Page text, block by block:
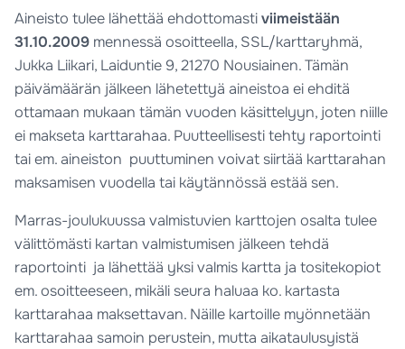
Aineisto tulee lähettää ehdottomastiviimeistään
31.10.2009 mennessä osoitteella, SSL/karttaryhmä,
Jukka Liikari, Laiduntie 9, 21270 Nousiainen. Tämän
päivämäärän jälkeen lähetettyä aineistoa ei ehditä
ottamaan mukaan tämän vuoden käsittelyyn, joten niille
ei makseta karttarahaa. Puutteellisesti tehty raportointi
tai em. aineiston puuttuminen voivat siirtää karttarahan
maksamisen vuodella tai käytännössä estää sen.
Marras-joulukuussa valmistuvien karttojen osalta tulee
välittömästi kartan valmistumisen jälkeen tehdä
raportointi ja lähettää yksi valmis kartta ja tositekopiot
em. osoitteeseen, mikäli seura haluaa ko. kartasta
karttarahaa maksettavan. Näille kartoille myönnetään
karttarahaa samoin perustein, mutta aikataulusyistä